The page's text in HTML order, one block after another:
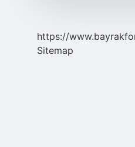
https://
Sitemap